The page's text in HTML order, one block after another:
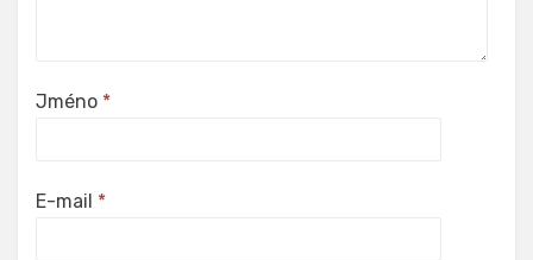
Jméno *
E-mail *